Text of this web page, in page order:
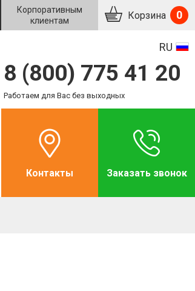
Корпоративным
клиентам
Корзина 0
RU
8 (800) 775 41 20
Работаем для Вас без выходных
Контакты Заказать звонок